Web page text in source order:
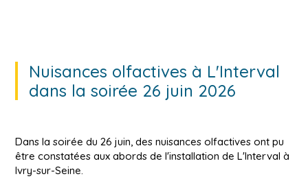
Nuisances olfactives à L'Interval
dans la soirée 26 juin 2026
Dans la soirée du 26 juin, des nuisances olfactives ont pu
être constatées aux abords de l'installation de L'Interval à
Ivry-sur-Seine.